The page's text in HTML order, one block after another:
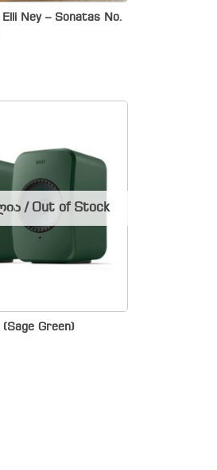
Ney – Sonatas No.
(Sage Green)
/ Out of Stock